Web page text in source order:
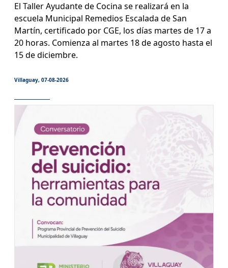
El Taller Ayudante de Cocina se realizará en la
escuela Municipal Remedios Escalada de San
Martín, certificado por CGE, los días martes de 17 a
20 horas. Comienza al martes 18 de agosto hasta el
15 de diciembre.
Villaguay, 07-08-2026